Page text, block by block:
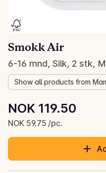
Smokk Air
6-16 mnd, Silk, 2 stk,
Show all products from
Current price is: NOK 119.50
NOK 119.50
NOK 59.75 /pc.
Unit price: NOK 59.75 /pc.